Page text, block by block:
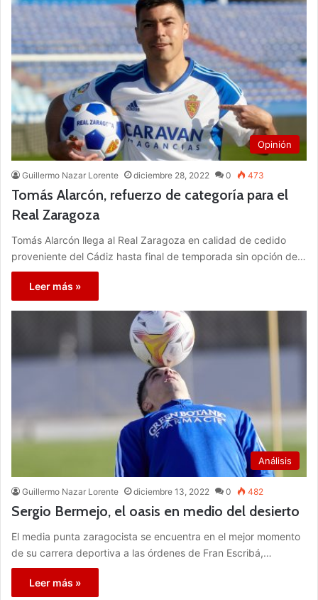
Opinión
Guillermo Nazar Lorente diciembre 28, 2022 0 473
Tomás Alarcón, refuerzo de categoría para el
Real Zaragoza
Tomás Alarcón llega al Real Zaragoza en calidad de cedido
proveniente del Cádiz hasta final de temporada sin opción de…
Leer más »
Análisis
Guillermo Nazar Lorente diciembre 13, 2022 0 482
Sergio Bermejo, el oasis en medio del desierto
El media punta zaragocista se encuentra en el mejor momento
de su carrera deportiva a las órdenes de Fran Escribá,…
Leer más »